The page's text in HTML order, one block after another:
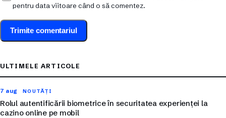
pentru data viitoare când o să comentez.
ULTIMELE ARTICOLE
7 aug NOUTĂȚI
Rolul autentificării biometrice în securitatea experienței la
cazino online pe mobil